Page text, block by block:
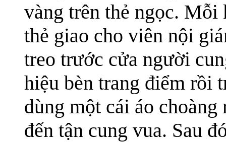
vàng trên thẻ ngọc.
thẻ giao cho viên nội
treo trước cửa người
hiệu bèn trang điểm rồi
dùng một cái áo
đến tận cung vua. Sau